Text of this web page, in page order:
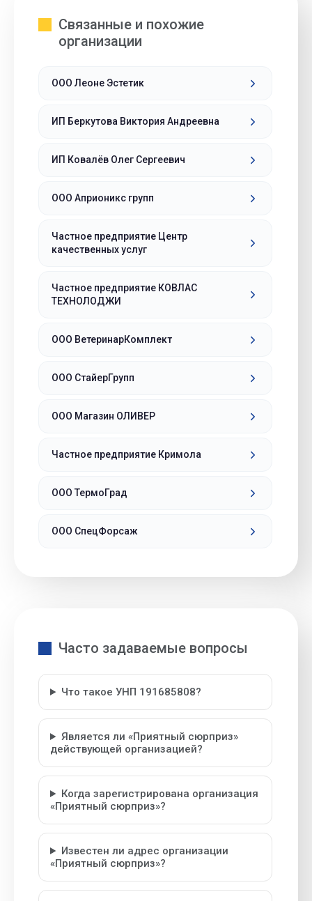
Связанные и похожие
организации
ООО Леоне Эстетик
ИП Беркутова Виктория Андреевна
ИП Ковалёв Олег Сергеевич
ООО Априоникс групп
Частное предприятие Центр
качественных услуг
Частное предприятие КОВЛАС
ТЕХНОЛОДЖИ
ООО ВетеринарКомплект
ООО СтайерГрупп
ООО Магазин ОЛИВЕР
Частное предприятие Кримола
ООО ТермоГрад
ООО СпецФорсаж
Часто задаваемые вопросы
Что такое УНП 191685808?
Является ли «Приятный сюрприз»
действующей организацией?
Когда зарегистрирована организация
«Приятный сюрприз»?
Известен ли адрес организации
«Приятный сюрприз»?